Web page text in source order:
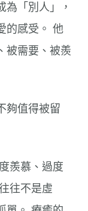
為「別人」，
的感受。 他
被需要、被羨
夠值得被留
羨慕、過度
往不是虛